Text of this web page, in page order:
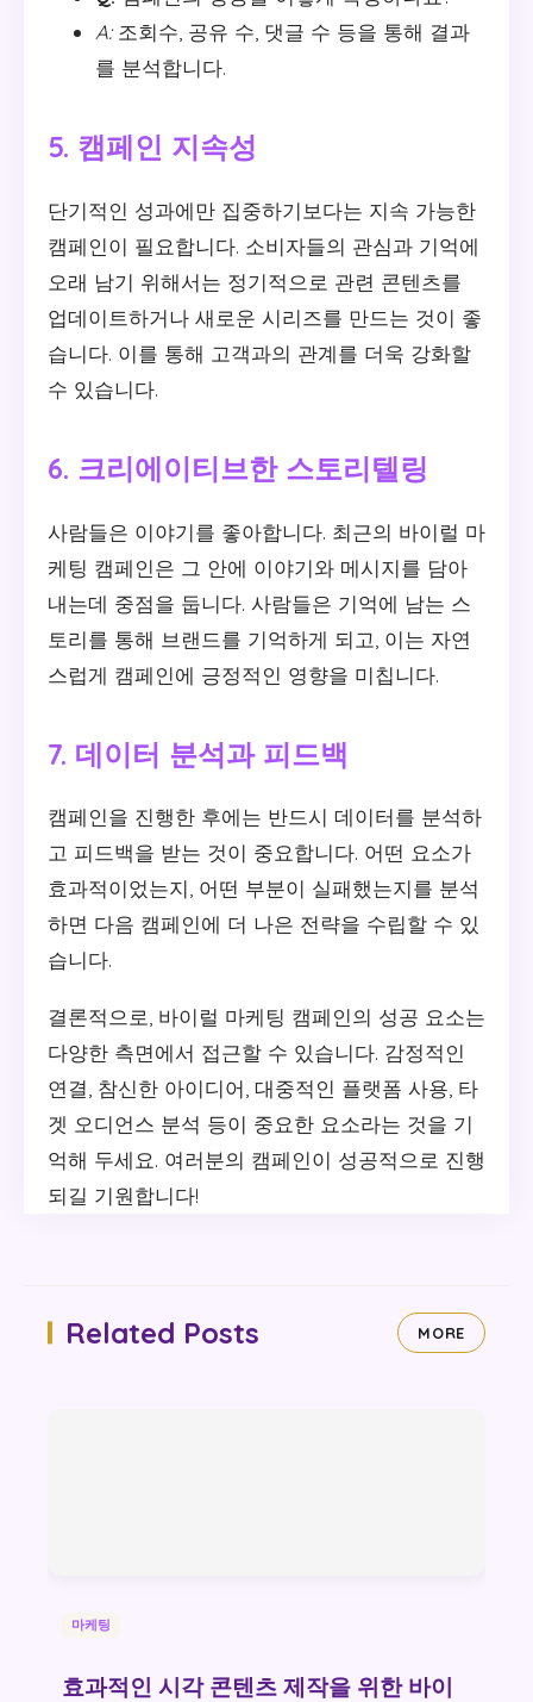
A:조회수, 공유 수, 댓글 수 등을 통해 결과
를 분석합니다.
5. 캠페인 지속성
단기적인 성과에만 집중하기보다는 지속 가능한
캠페인이 필요합니다. 소비자들의 관심과 기억에
오래 남기 위해서는 정기적으로 관련 콘텐츠를
업데이트하거나 새로운 시리즈를 만드는 것이 좋
습니다. 이를 통해 고객과의 관계를 더욱 강화할
수 있습니다.
6. 크리에이티브한 스토리텔링
사람들은 이야기를 좋아합니다. 최근의 바이럴 마
케팅 캠페인은 그 안에 이야기와 메시지를 담아
내는데 중점을 둡니다. 사람들은 기억에 남는 스
토리를 통해 브랜드를 기억하게 되고, 이는 자연
스럽게 캠페인에 긍정적인 영향을 미칩니다.
7. 데이터 분석과 피드백
캠페인을 진행한 후에는 반드시 데이터를 분석하
고 피드백을 받는 것이 중요합니다. 어떤 요소가
효과적이었는지, 어떤 부분이 실패했는지를 분석
하면 다음 캠페인에 더 나은 전략을 수립할 수 있
습니다.
결론적으로, 바이럴 마케팅 캠페인의 성공 요소는
다양한 측면에서 접근할 수 있습니다. 감정적인
연결, 참신한 아이디어, 대중적인 플랫폼 사용, 타
겟 오디언스 분석 등이 중요한 요소라는 것을 기
억해 두세요. 여러분의 캠페인이 성공적으로 진행
되길 기원합니다!
Related Posts MORE
마케팅
효과적인 시각 콘텐츠 제작을 위한 바이